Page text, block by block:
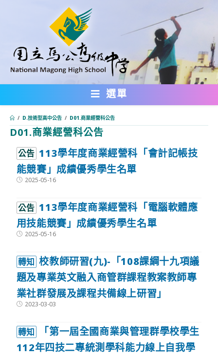
內
選單
D01.商業經營科公告
/ D.技術型高中公告 / D01.商業經營科公告
公告 113學年度商業經營科「會計記帳技
能競賽」成績優秀學生名單
Post2025-05-16
公告 113學年度商業經營科「電腦軟體應
用技能競賽」成績優秀學生名單
Post2025-05-16
轉知 校教師研習(九)-「108課綱十九項議
題及專業英文融入商管群課程教案教師專
業社群發展及課程共備線上研習」
Post2023-03-03
轉知
「第一屆全國商業與管理群學校學生
112年四技二專統測學科能力線上自我學